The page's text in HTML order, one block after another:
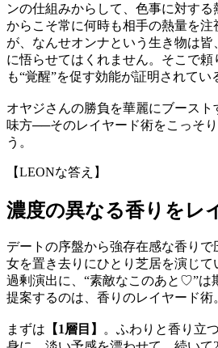
ンの仕組みからして、色事に対す
からこそ常に何時も相手の熱量を
が、なんせオンナという生き物は
に悟らせてはくれません。そこで
も“覚醒”を促す効能が証明されてい
オヤジさんの勝負を華麗にブース
味方──そのレイヤード術をこっそ
う。
【LEONな答え】
濃度の異なる香りをレ
デートの序盤から強存在感な香り
女を置き去りにひとり芝居を演じ
過剰演出に、“素敵なこのあと♡”は
提案するのは、香りのレイヤード術
まずは 【1層目】 。ふわりと香り立